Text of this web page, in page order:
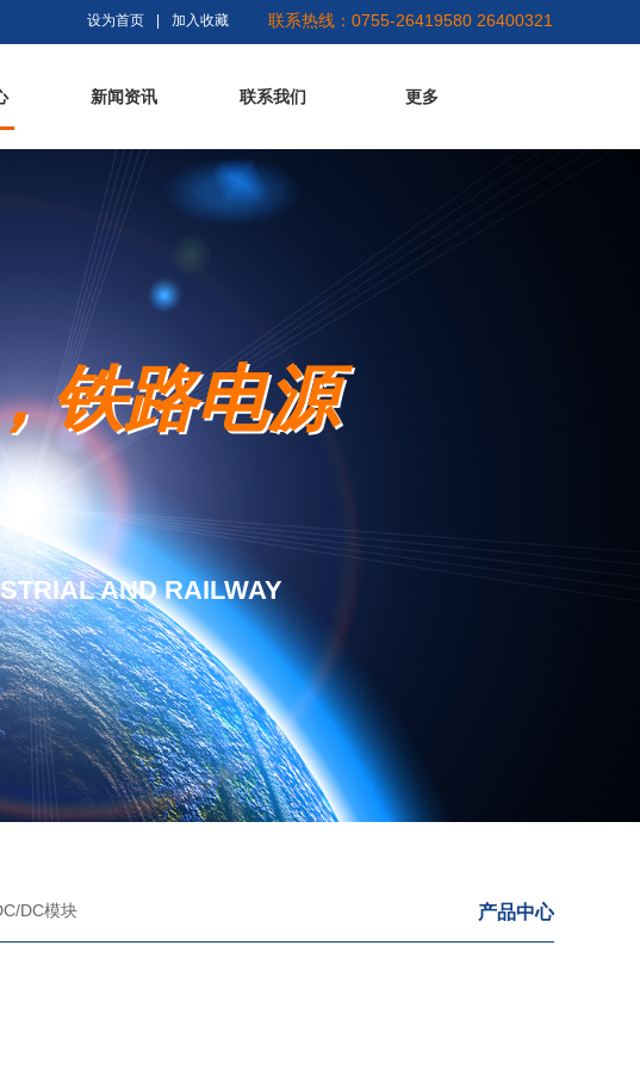
设为首页 加入收藏 联系热线：0755-26419580 26400321
新闻资讯 联系我们 更多
铁路电源
AND RAILWAY
产品中心
DC模块